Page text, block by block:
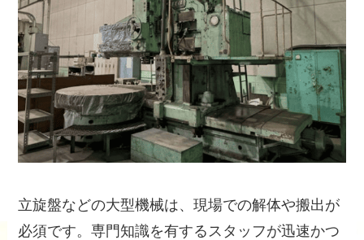
立旋盤などの大型機械は、現場での解体や搬出が
必須です。専門知識を有するスタッフが迅速かつ